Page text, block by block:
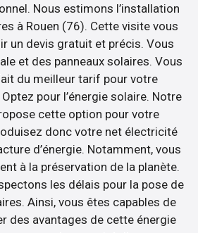
Nous estimons l’installation
à Rouen (76). Cette visite vous
un devis gratuit et précis. Vous
et des panneaux solaires. Vous
du meilleur tarif pour votre
pour l’énergie solaire. Notre
cette option pour votre
donc votre net électricité
d’énergie. Notamment, vous
à la préservation de la planète.
les délais pour la pose de
Ainsi, vous êtes capables de
des avantages de cette énergie